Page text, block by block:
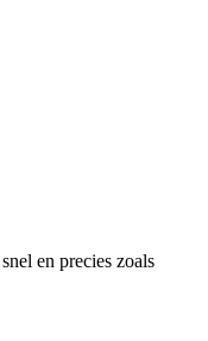
en precies zoals